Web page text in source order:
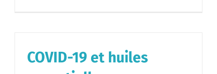
COVID-19 et huiles